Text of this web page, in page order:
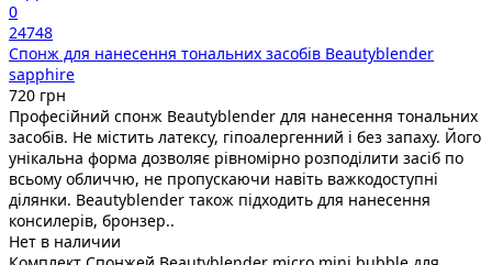
0
24748
Спонж для нанесення тональних засобів Beautyblender
sapphire
720 грн
Професійний спонж Beautyblender для нанесення тональних
засобів. Не містить латексу, гіпоалергенний і без запаху. Його
унікальна форма дозволяє рівномірно розподілити засіб по
всьому обличчю, не пропускаючи навіть важкодоступні
ділянки. Beautyblender також підходить для нанесення
консилерів, бронзер..
Нет в наличии